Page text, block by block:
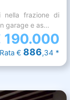
nella frazione di
garage e as...
190.000
Rata € 886,34 *